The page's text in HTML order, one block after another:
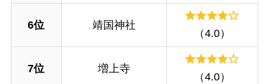
6位 靖国神社
（4.0）
7位 増上寺
（4.0）